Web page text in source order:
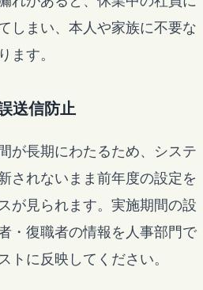
しまい、本人や家族に不要な
ます。
送信防止
が長期にわたるため、システ
されないまま前年度の設定を
が見られます。実施期間の設
・復職者の情報を人事部門で
トに反映してください。